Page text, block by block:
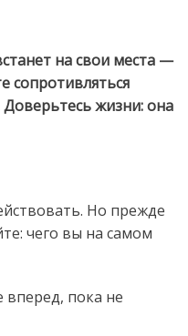
на свои места —
сопротивляться
Доверьтесь жизни: она
Но прежде
чего вы на самом
вперед, пока не